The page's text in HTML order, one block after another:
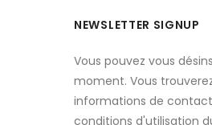
NEWSLETTER SIGNUP
Vous pouvez vous
moment. Vous
informations de
conditions d'utilisation